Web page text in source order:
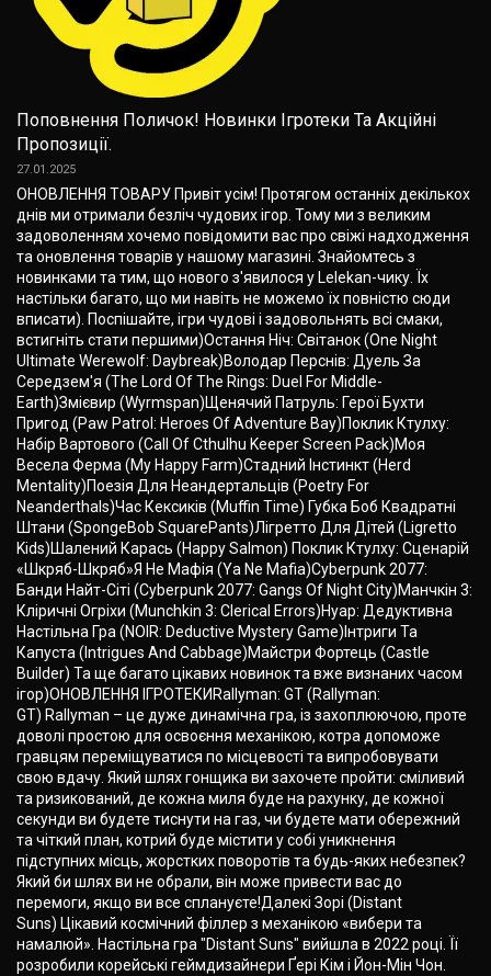
Поповнення Поличок! Новинки Ігротеки Та Акційні
Пропозиції.
27.01.2025
ОНОВЛЕННЯ ТОВАРУ Привіт усім! Протягом останніх декількох
днів ми отримали безліч чудових ігор. Тому ми з великим
задоволенням хочемо повідомити вас про свіжі надходження
та оновлення товарів у нашому магазині. Знайомтесь з
новинками та тим, що нового з'явилося у Lelekan-чику. Їх
настільки багато, що ми навіть не можемо їх повністю сюди
вписати). Поспішайте, ігри чудові і задовольнять всі смаки,
встигніть стати першими)Остання Ніч: Світанок (One Night
Ultimate Werewolf: Daybreak)Володар Перснів: Дуель За
Середзем'я (The Lord Of The Rings: Duel For Middle-
Earth)Змієвир (Wyrmspan)Щенячий Патруль: Герої Бухти
Пригод (Paw Patrol: Heroes Of Adventure Bay)Поклик Ктулху:
Набір Вартового (Call Of Cthulhu Keeper Screen Pack)Моя
Весела Ферма (My Happy Farm)Стадний Інстинкт (Herd
Mentality)Поезія Для Неандертальців (Poetry For
Neanderthals)Час Кексиків (Muffin Time) Губка Боб Квадратні
Штани (SpongeBob SquarePants)Лігретто Для Дітей (Ligretto
Kids)Шалений Карась (Happy Salmon) Поклик Ктулху: Сценарій
«Шкряб-Шкряб»Я Не Мафія (Ya Ne Mafia)Cyberpunk 2077:
Банди Найт-Сіті (Cyberpunk 2077: Gangs Of Night City)Манчкін 3:
Кліричні Огріхи (Munchkin 3: Clerical Errors)Нуар: Дедуктивна
Настільна Гра (NOIR: Deductive Mystery Game)Інтриги Та
Капуста (Intrigues And Cabbage)Майстри Фортець (Castle
Builder) Та ще багато цікавих новинок та вже визнаних часом
ігор)ОНОВЛЕННЯ ІГРОТЕКИRallyman: GT (Rallyman:
GT) Rallyman – це дуже динамічна гра, із захоплюючою, проте
доволі простою для освоєння механікою, котра допоможе
гравцям переміщуватися по місцевості та випробовувати
свою вдачу. Який шлях гонщика ви захочете пройти: сміливий
та ризикований, де кожна миля буде на рахунку, де кожної
секунди ви будете тиснути на газ, чи будете мати обережний
та чіткий план, котрий буде містити у собі уникнення
підступних місць, жорстких поворотів та будь-яких небезпек?
Який би шлях ви не обрали, він може привести вас до
перемоги, якщо ви все сплануєте!Далекі Зорі (Distant
Suns) Цікавий космічний філлер з механікою «вибери та
намалюй». Настільна гра "Distant Suns" вийшла в 2022 році. Її
розробили корейські геймдизайнери Ґері Кім і Йон-Мін Чон.